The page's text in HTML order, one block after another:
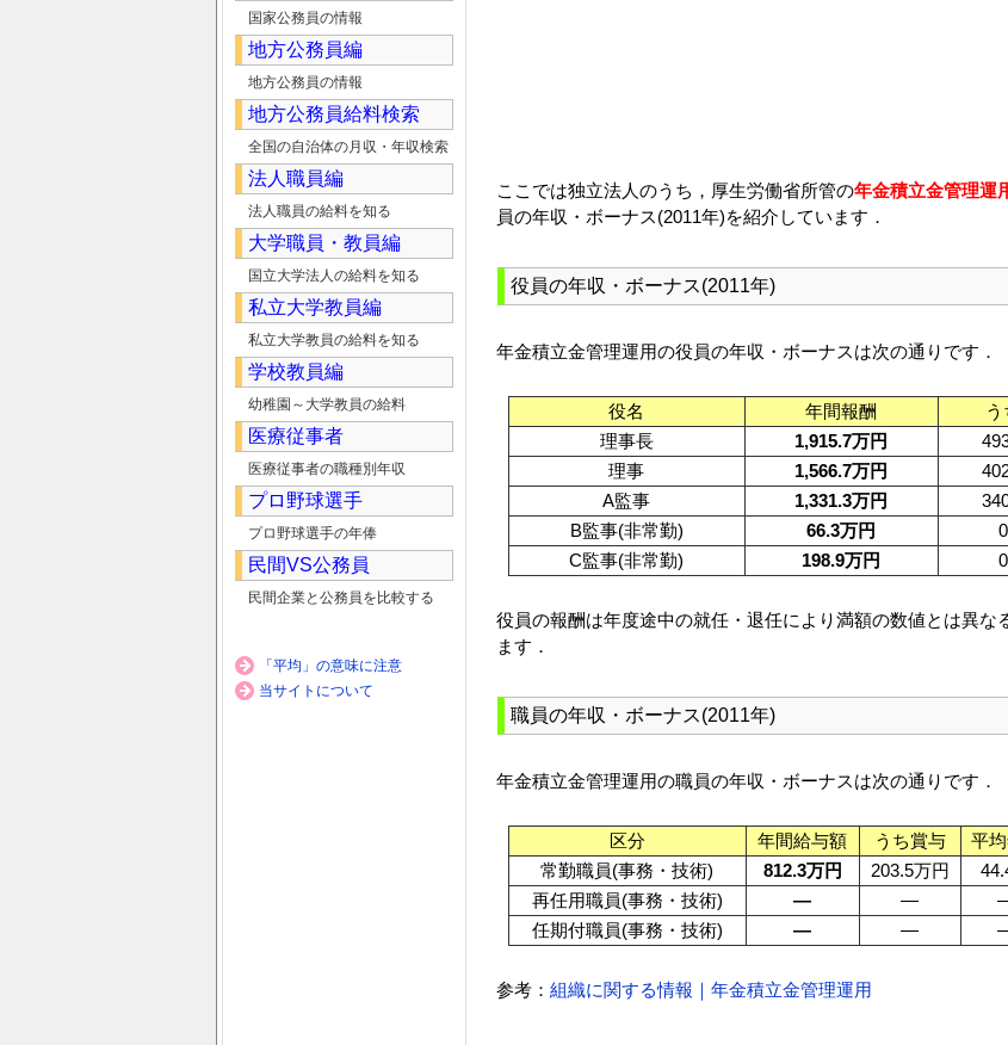
ここでは独立法人のうち，厚生労働省所管の年金積立金管理運
員の年収・ボーナス(2011年)を紹介しています．
役員の年収・ボーナス(2011年)
年金積立金管理運用の役員の年収・ボーナスは次の通りです．
役名 年間報酬
理事長
1,915.7万円
理事
1,566.7万円
A監事
1,331.3万円
B監事(非常勤)
66.3万円
C監事(非常勤)
198.9万円
役員の報酬は年度途中の就任・退任により満額の数値とは異な
ます．
職員の年収・ボーナス(2011年)
年金積立金管理運用の職員の年収・ボーナスは次の通りです．
区分 年間給与額 うち賞与 平
常勤職員(事務・技術)
812.3万円 203.5万円
再任用職員(事務・技術)
— —
任期付職員(事務・技術)
— —
参考： 組織に関する情報｜年金積立金管理運用
国家公務員の情報
地方公務員編
地方公務員の情報
地方公務員給料検索
全国の自治体の月収・年収検索
法人職員編
法人職員の給料を知る
大学職員・教員編
国立大学法人の給料を知る
私立大学教員編
私立大学教員の給料を知る
学校教員編
幼稚園～大学教員の給料
医療従事者
医療従事者の職種別年収
プロ野球選手
プロ野球選手の年俸
民間VS公務員
民間企業と公務員を比較する
「平均」の意味に注意
当サイトについて